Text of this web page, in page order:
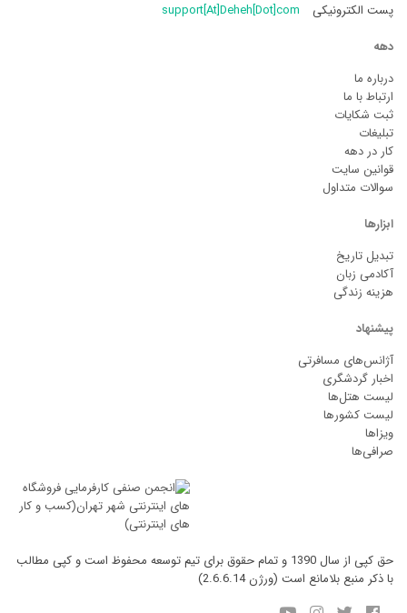
پست الکترونیکی
support[At]Deheh[Dot]com
دهه
درباره ما
ارتباط با ما
ثبت شکایات
تبلیغات
کار در دهه
قوانین سایت
سوالات متداول
ابزارها
تبدیل تاریخ
آکادمی زبان
هزینه زندگی
پیشنهاد
آژانس‌های مسافرتی
اخبار گردشگری
لیست هتل‌ها
لیست کشورها
ویزاها
صرافی‌ها
حق کپی از سال 1390 و تمام حقوق برای تیم توسعه محفوظ است و کپی مطالب
با ذکر منبع بلامانع است (ورژن 2.6.6.14)